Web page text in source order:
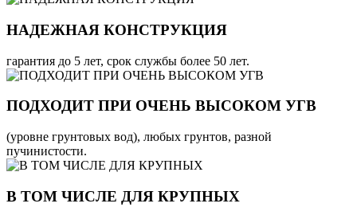
НАДЕЖНАЯ КОНСТРУКЦИЯ
гарантия до 5 лет, срок службы более 50 лет.
ПОДХОДИТ ПРИ ОЧЕНЬ ВЫСОКОМ УГВ
(уровне грунтовых вод), любых грунтов, разной
пучинистости.
В ТОМ ЧИСЛЕ ДЛЯ КРУПНЫХ